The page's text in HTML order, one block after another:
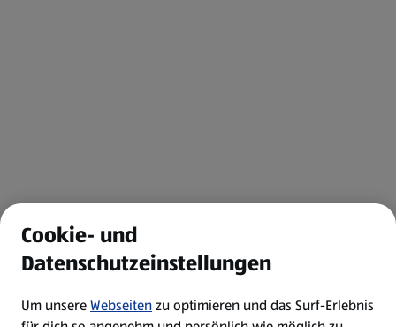
Cookie- und
Datenschutzeinstellungen
Um unsereWebseitenzu optimieren und das Surf-Erlebnis